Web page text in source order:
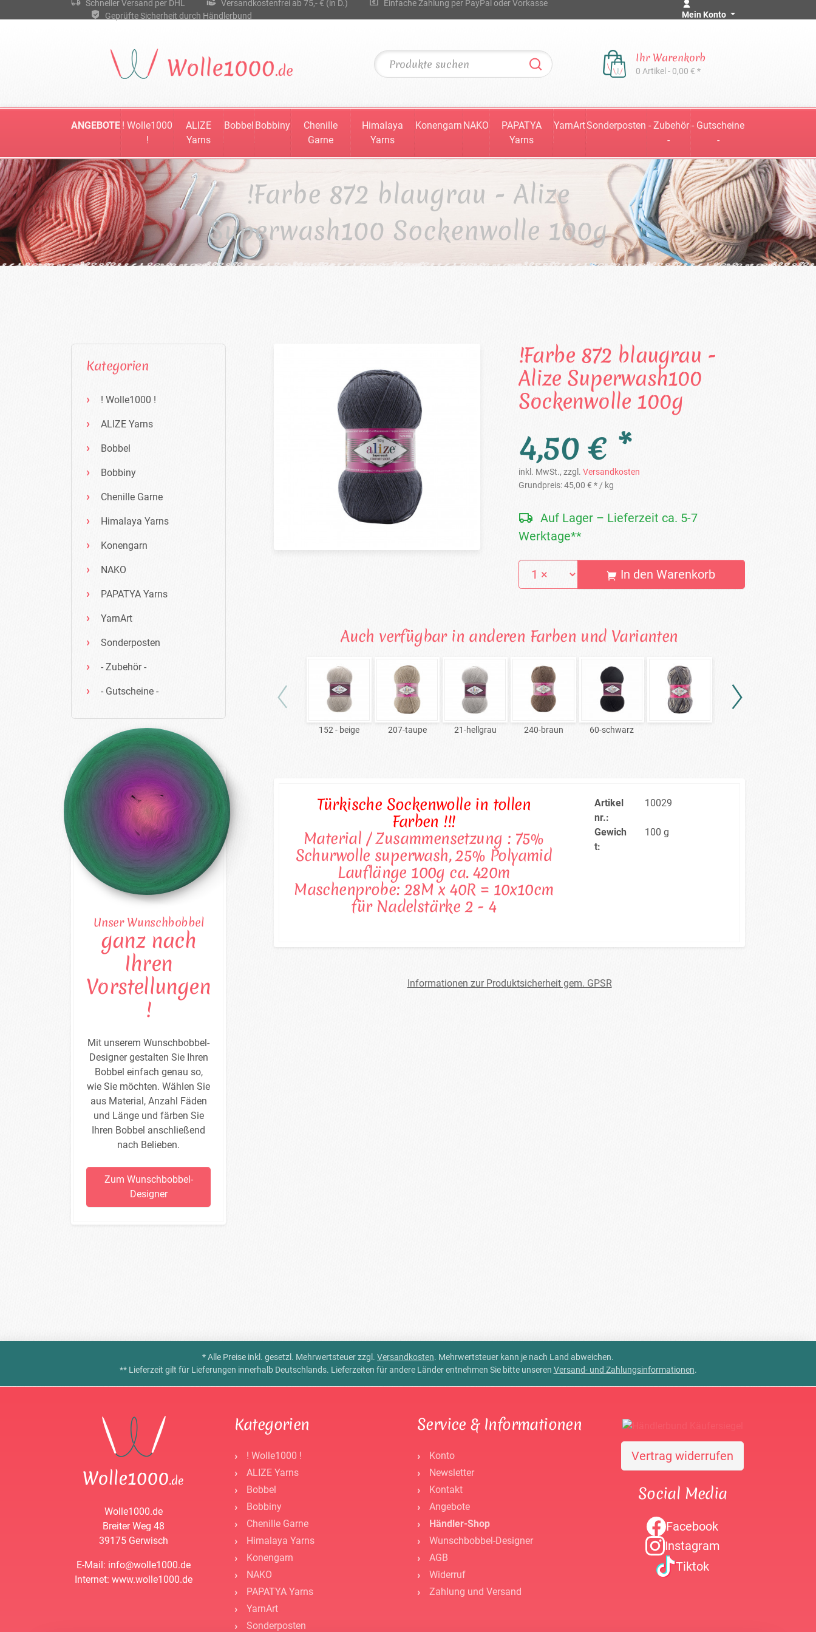
Schneller Versand per DHL Versandkostenfrei ab 75,- € (in D.)
Einfache Zahlung per PayPal oder Vorkasse
Geprüfte Sicherheit durch Händlerbund
Mein Konto
Ihr Warenkorb
0 Artikel - 0,00 € *
ANGEBOTE ! Wolle1000
!
ALIZE
Yarns
Bobbel Bobbiny
Chenille
Garne
Himalaya
Yarns
Konengarn NAKO
PAPATYA
Yarns
YarnArtSonderposten - Zubehör
-
- Gutscheine
-
!Farbe 872 blaugrau - Alize
Superwash100 Sockenwolle 100g
Kategorien
! Wolle1000 !
ALIZE Yarns
Bobbel
Bobbiny
Chenille Garne
Himalaya Yarns
Konengarn
NAKO
PAPATYA Yarns
YarnArt
Sonderposten
- Zubehör -
- Gutscheine -
Unser Wunschbobbel
ganz nach
Ihren
Vorstellungen
!
Mit unserem Wunschbobbel-
Designer gestalten Sie Ihren
Bobbel einfach genau so,
wie Sie möchten. Wählen Sie
aus Material, Anzahl Fäden
und Länge und färben Sie
Ihren Bobbel anschließend
nach Belieben.
Zum Wunschbobbel-
Designer
!Farbe 872 blaugrau -
Alize Superwash100
Sockenwolle 100g
4,50 € *
inkl. MwSt., zzgl. Versandkosten
Grundpreis:45,00 € */ kg
Auf Lager – Lieferzeit ca. 5-7
Werktage**
In den Warenkorb
Auch verfügbar in anderen Farben und Varianten
152 - beige 207-taupe 21-hellgrau 240-braun 60-schwarz
Türkische Sockenwolle in tollen
Farben !!!
Material / Zusammensetzung : 75%
Schurwolle superwash, 25% Polyamid
Lauflänge 100g ca. 420m
Maschenprobe: 28M x 40R = 10x10cm
für Nadelstärke 2 - 4
Artikel
nr.:
10029
Gewich
t:
100 g
Informationen zur Produktsicherheit gem. GPSR
* Alle Preise inkl. gesetzl. Mehrwertsteuer zzgl. Versandkosten. Mehrwertsteuer kann je nach Land abweichen.
** Lieferzeit gilt für Lieferungen innerhalb Deutschlands. Lieferzeiten für andere Länder entnehmen Sie bitte unseren Versand- und Zahlungsinformationen.
Wolle1000.de
Breiter Weg 48
39175 Gerwisch
E-Mail: info@wolle1000.de
Internet: www.wolle1000.de
Kategorien
! Wolle1000 !
ALIZE Yarns
Bobbel
Bobbiny
Chenille Garne
Himalaya Yarns
Konengarn
NAKO
PAPATYA Yarns
YarnArt
Sonderposten
Service & Informationen
Konto
Newsletter
Kontakt
Angebote
Händler-Shop
Wunschbobbel-Designer
AGB
Widerruf
Zahlung und Versand
Vertrag widerrufen
Social Media
Facebook
Instagram
Tiktok